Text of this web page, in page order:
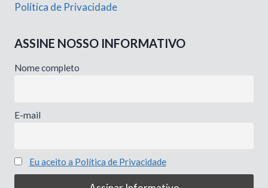
Política de Privacidade
ASSINE NOSSO INFORMATIVO
Nome completo
E-mail
Eu aceito a Política de Privacidade